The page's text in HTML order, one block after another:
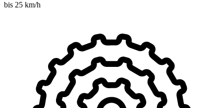
bis 25 km/h